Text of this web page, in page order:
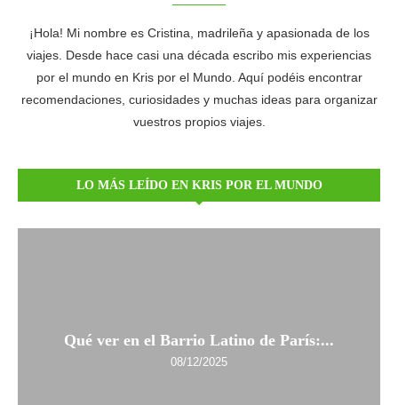
¡Hola! Mi nombre es Cristina, madrileña y apasionada de los
viajes. Desde hace casi una década escribo mis experiencias
por el mundo en Kris por el Mundo. Aquí podéis encontrar
recomendaciones, curiosidades y muchas ideas para organizar
vuestros propios viajes.
LO MÁS LEÍDO EN KRIS POR EL MUNDO
Qué ver en el Barrio Latino de París:...
08/12/2025